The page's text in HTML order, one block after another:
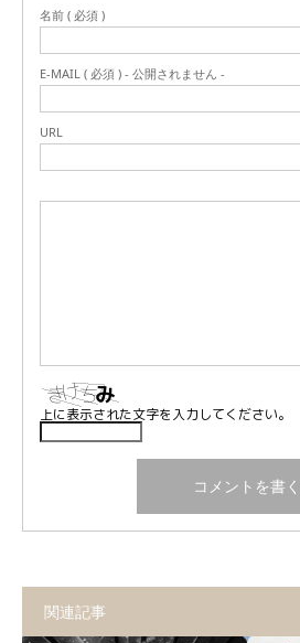
名前 ( 必須 )
E-MAIL ( 必須 ) - 公開されません -
URL
上に表示された文字を入力してください。
関連記事